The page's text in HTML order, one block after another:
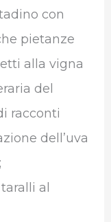
con
pietanze
alla vigna
del
racconti
dell’uva
al